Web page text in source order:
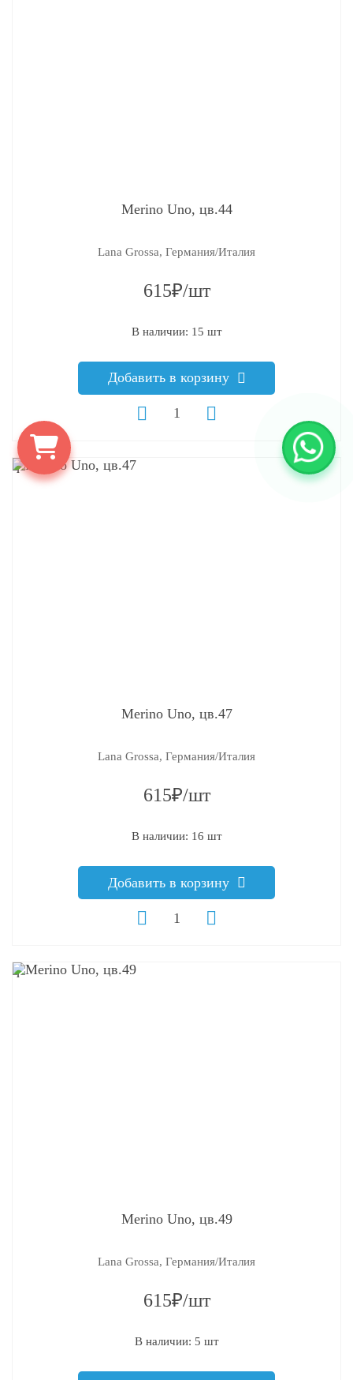
Merino Uno, цв.44
Lana Grossa, Германия/Италия
615₽/шт
В наличии: 15 шт
Добавить в корзину
q
Merino Uno, цв.47
Lana Grossa, Германия/Италия
615₽/шт
В наличии: 16 шт
Добавить в корзину
q
Merino Uno, цв.49
Lana Grossa, Германия/Италия
615₽/шт
В наличии: 5 шт